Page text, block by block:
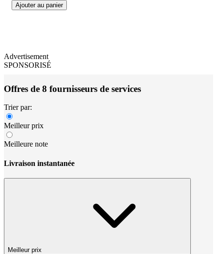
Ajouter au panier
Advertisement
SPONSORISÉ
Offres de 8 fournisseurs de services
Trier par:
Meilleur prix
Meilleure note
Livraison instantanée
Meilleur prix